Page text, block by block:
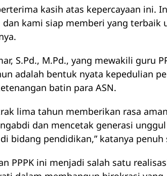
kasih atas kepercayaan ini.
kami siap memberi yang terbaik
S.Pd., M.Pd., yang mewakili guru
adalah bentuk nyata kepedulian
batin para ASN.
lima tahun memberikan rasa
dan mencetak generasi
bidang pendidikan,” katanya penuh
PPPK ini menjadi salah satu